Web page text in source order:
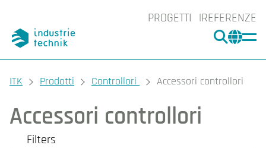
PROGETTI REFERENZE
CERCA
You are here:
ITK Prodotti Controllori Accessori controllori
Accessori controllori
Filters